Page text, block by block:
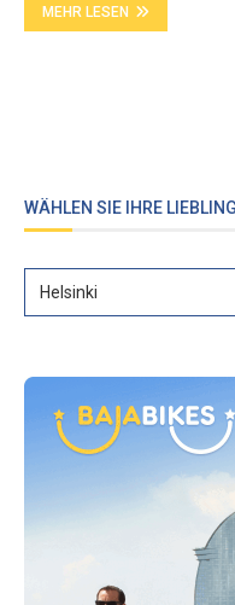
MEHR LESEN
WÄHLEN SIE IHRE